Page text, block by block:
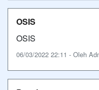
OSIS
OSIS
06/03/2022 22:11 - Oleh